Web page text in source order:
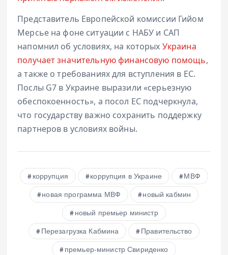
Представитель Европейской комиссии Гийом
Мерсье на фоне ситуации с НАБУ и САП
напомнил об условиях, на которых Украина
получает значительную финансовую помощь,
а также о требованиях для вступления в ЕС.
Послы G7 в Украине выразили «серьезную
обеспокоенность», а посол ЕС подчеркнула,
что государству важно сохранить поддержку
партнеров в условиях войны.
коррупция коррупция в Украине МВФ
новая программа МВФ новый кабмин
новый премьер министр
Перезагрузка Кабмина Правительство
премьер-министр Свириденко